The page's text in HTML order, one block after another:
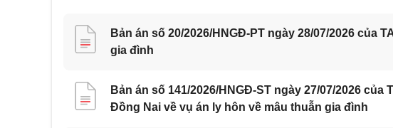
Bản án số 20/2026/HNGĐ-PT ngày 28/07/2026 của
gia đình
Bản án số 141/2026/HNGĐ-ST ngày 27/07/2026
Đồng Nai về vụ án ly hôn về mâu thuẫn gia đình